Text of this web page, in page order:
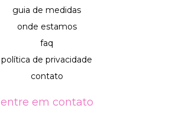
guia de medidas
onde estamos
faq
política de privacidade
contato
entre em contato